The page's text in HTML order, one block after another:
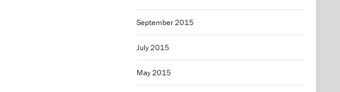
September 2015
July 2015
May 2015